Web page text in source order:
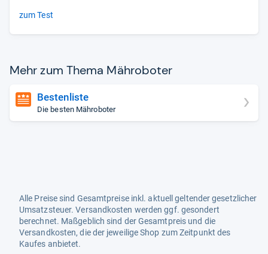
zum Test
Mehr zum Thema Mähro­bo­ter
Bestenliste
Die besten Mähroboter
Alle Preise sind Gesamtpreise inkl. aktuell geltender gesetzlicher
Umsatzsteuer. Versandkosten werden ggf. gesondert
berechnet. Maßgeblich sind der Gesamtpreis und die
Versandkosten, die der jeweilige Shop zum Zeitpunkt des
Kaufes anbietet.